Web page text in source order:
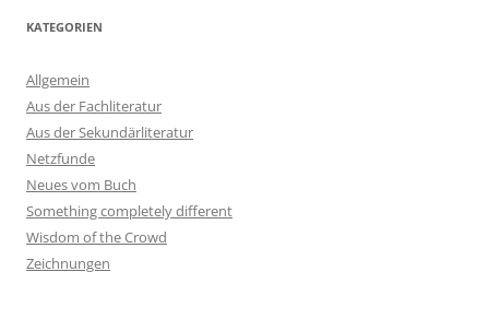
KATEGORIEN
Allgemein
Aus der Fachliteratur
Aus der Sekundärliteratur
Netzfunde
Neues vom Buch
Something completely different
Wisdom of the Crowd
Zeichnungen